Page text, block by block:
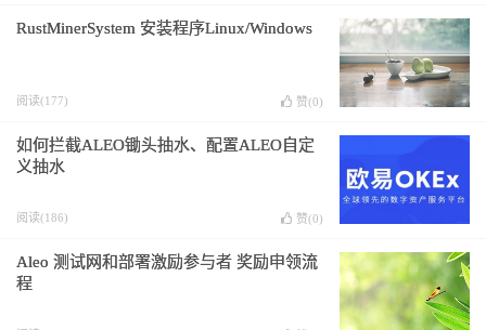
RustMinerSystem 安装程序Linux/Windows
阅读(177) 赞(0)
如何拦截ALEO锄头抽水、配置ALEO自定
义抽水
阅读(186) 赞(0)
Aleo 测试网和部署激励参与者 奖励申领流
程